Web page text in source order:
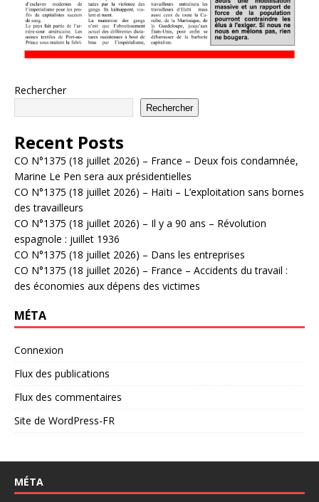
Rechercher
Rechercher
Recent Posts
CO N°1375 (18 juillet 2026) – France – Deux fois condamnée,
Marine Le Pen sera aux présidentielles
CO N°1375 (18 juillet 2026) – Haïti – L’exploitation sans bornes
des travailleurs
CO N°1375 (18 juillet 2026) – Il y a 90 ans – Révolution
espagnole : juillet 1936
CO N°1375 (18 juillet 2026) – Dans les entreprises
CO N°1375 (18 juillet 2026) – France – Accidents du travail :
des économies aux dépens des victimes
MÉTA
Connexion
Flux des publications
Flux des commentaires
Site de WordPress-FR
MÉTA